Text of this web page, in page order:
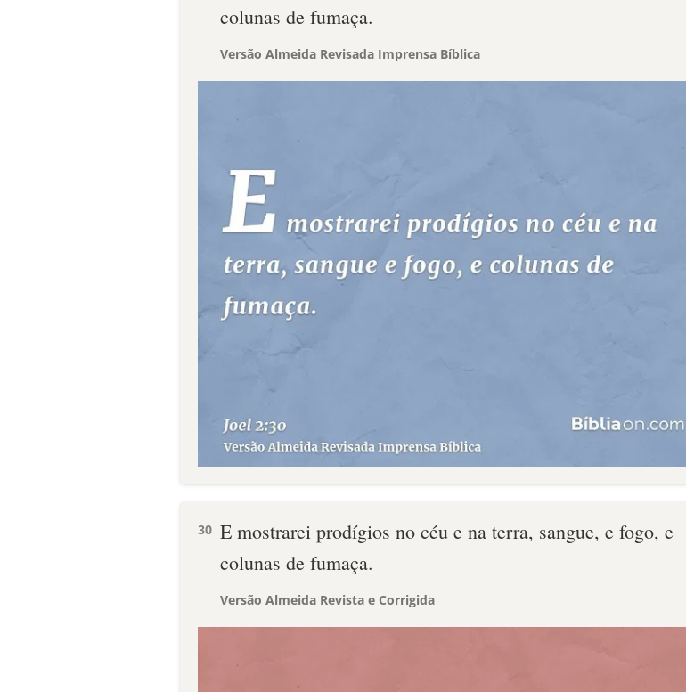
colunas de fumaça.
Versão Almeida Revisada Imprensa Bíblica
30 E mostrarei prodígios no céu e na terra, sangue, e fogo, e
colunas de fumaça.
Versão Almeida Revista e Corrigida